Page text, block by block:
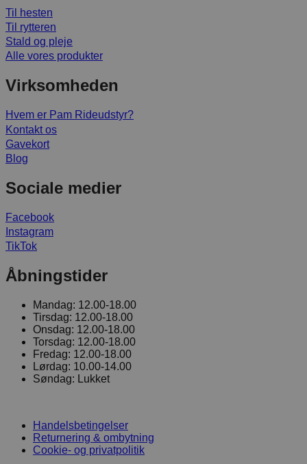
Til hesten
Til rytteren
Stald og pleje
Alle vores produkter
Virksomheden
Hvem er Pam Rideudstyr?
Kontakt os
Gavekort
Blog
Sociale medier
Facebook
Instagram
TikTok
Åbningstider
Mandag: 12.00-18.00
Tirsdag: 12.00-18.00
Onsdag: 12.00-18.00
Torsdag: 12.00-18.00
Fredag: 12.00-18.00
Lørdag: 10.00-14.00
Søndag: Lukket
Handelsbetingelser
Returnering & ombytning
Cookie- og privatpolitik